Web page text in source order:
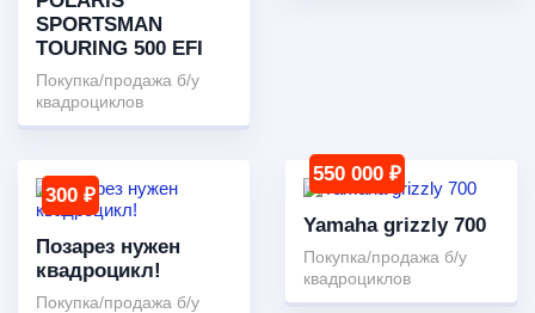
SPORTSMAN
TOURING 500 EFI
Покупка/продажа б/у
квадроциклов
300 ₽
Позарез нужен
квадроцикл!
Покупка/продажа б/у
550 000 ₽
Yamaha grizzly 700
Покупка/продажа б/у
квадроциклов